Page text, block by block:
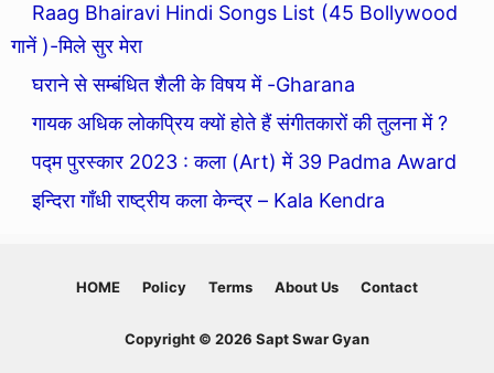
Raag Bhairavi Hindi Songs List (45 Bollywood
गानें )-मिले सुर मेरा
घराने से सम्बंधित शैली के विषय में -Gharana
गायक अधिक लोकप्रिय क्यों होते हैं संगीतकारों की तुलना में ?
पद्म पुरस्कार 2023 : कला (Art) में 39 Padma Award
इन्दिरा गाँधी राष्ट्रीय कला केन्द्र – Kala Kendra
HOME Policy Terms About Us Contact
Copyright © 2026 Sapt Swar Gyan